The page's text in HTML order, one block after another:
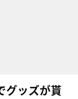
グッズが貰